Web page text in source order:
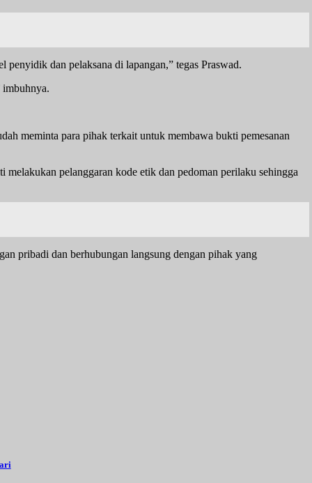
dan pelaksana di lapangan,” tegas Praswad.
imbuhnya.
meminta para pihak terkait untuk membawa bukti pemesanan
pelanggaran kode etik dan pedoman perilaku sehingga
pribadi dan berhubungan langsung dengan pihak yang